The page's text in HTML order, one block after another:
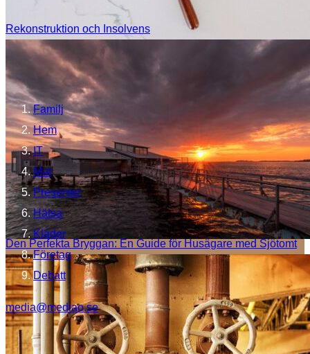
Rekonstruktion och Insolvens
Den Perfekta Bryggan: En Guide för Husägare med Sjötomt
Familj
Hem
IT
Mat
Presenter
Hälsa
Kläder
Företag
Debatt
media@mediao.se